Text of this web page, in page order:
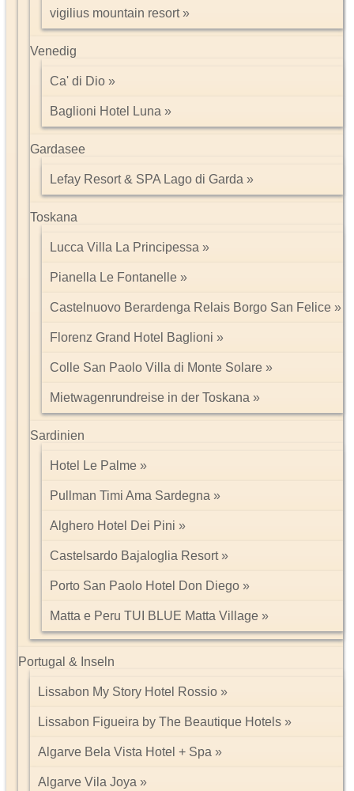
vigilius mountain resort
Venedig
Ca' di Dio
Baglioni Hotel Luna
Gardasee
Lefay Resort & SPA Lago di Garda
Toskana
Lucca Villa La Principessa
Pianella Le Fontanelle
Castelnuovo Berardenga Relais Borgo San Felice
Florenz Grand Hotel Baglioni
Colle San Paolo Villa di Monte Solare
Mietwagenrundreise in der Toskana
Sardinien
Hotel Le Palme
Pullman Timi Ama Sardegna
Alghero Hotel Dei Pini
Castelsardo Bajaloglia Resort
Porto San Paolo Hotel Don Diego
Matta e Peru TUI BLUE Matta Village
Portugal & Inseln
Lissabon My Story Hotel Rossio
Lissabon Figueira by The Beautique Hotels
Algarve Bela Vista Hotel + Spa
Algarve Vila Joya